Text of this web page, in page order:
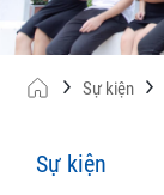
Sự kiện
Sự kiện